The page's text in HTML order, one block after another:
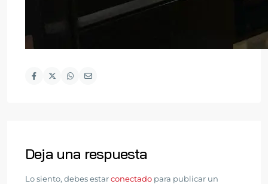
Deja una respuesta
Lo siento, debes estarconectado para publicar un